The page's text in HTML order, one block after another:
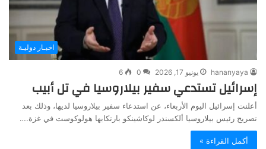
اخبـار دوليـة
hananyaya يونيو 17, 2026 0
6
إسرائيل تستدعي سفير بيلاروسيا في تل أبيب
أعلنت إسرائيل اليوم الأربعاء، عن استدعاء سفير بيلاروسيا لديها، وذلك بعد
تصريح رئيس بيلاروسيا ألكسندر لوكاشينكو بارتكابها هولوكوست في غزة.…
أكمل القراءة »